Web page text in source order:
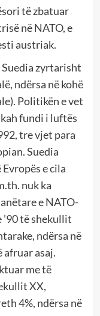
të zbatuar
në NATO, e
austriak.
Suedia zyrtarisht
ndërsa në kohë
Politikën e vet
fundi i luftës
tre vjet para
Suedia
e cila
nuk ka
e NATO-
’90 të shekullit
ndërsa në
asaj.
me të
XX,
4%, ndërsa në